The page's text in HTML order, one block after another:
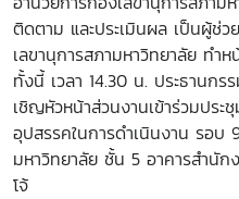
ติดตาม และประเมินผล เป็นผู้ช่ว
เลขานุการสภามหาวิทยาลัย ทำ
ทั้งนี้ เวลา 14.30 น. ประธานกร
เชิญหัวหน้าส่วนงานเข้าร่วมปร
อุปสรรคในการดำเนินงาน รอ
มหาวิทยาลัย ชั้น 5 อาคารสำนัก
โจ้